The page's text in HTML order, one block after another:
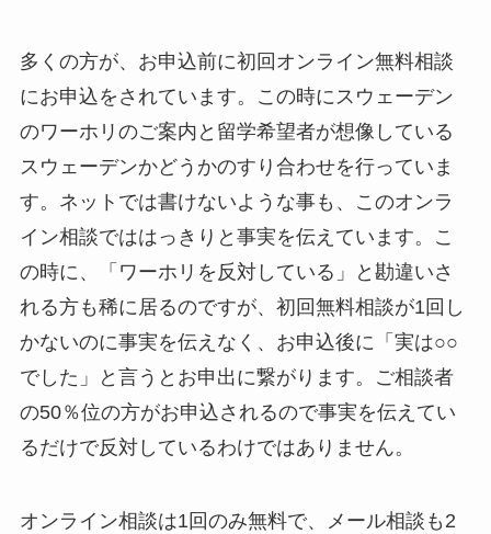
多くの方が、お申込前に初回オンライン無料相談
にお申込をされています。この時にスウェーデン
のワーホリのご案内と留学希望者が想像している
スウェーデンかどうかのすり合わせを行っていま
す。ネットでは書けないような事も、このオンラ
イン相談でははっきりと事実を伝えています。こ
の時に、「ワーホリを反対している」と勘違いさ
れる方も稀に居るのですが、初回無料相談が1回し
かないのに事実を伝えなく、お申込後に「実は○○
でした」と言うとお申出に繋がります。ご相談者
の50％位の方がお申込されるので事実を伝えてい
るだけで反対しているわけではありません。
オンライン相談は1回のみ無料で、メール相談も2